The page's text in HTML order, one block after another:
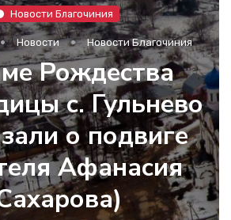
Новости Благочиния
Новости Новости Благочиния
Рождества
с. Гульнево
о подвиге
Афанасия